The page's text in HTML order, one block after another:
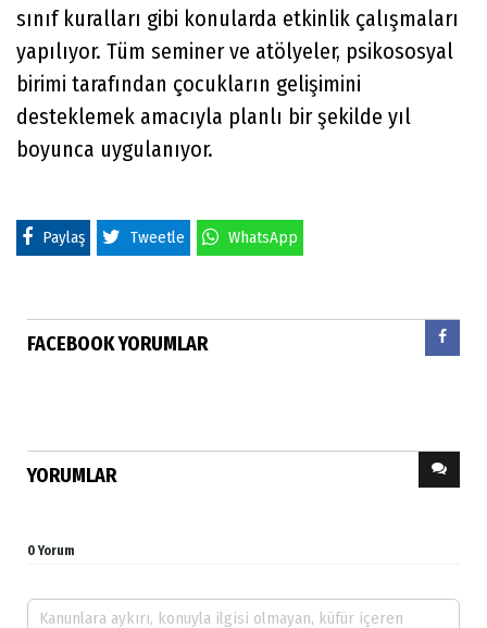
sınıf kuralları gibi konularda etkinlik çalışmaları
yapılıyor. Tüm seminer ve atölyeler, psikososyal
birimi tarafından çocukların gelişimini
desteklemek amacıyla planlı bir şekilde yıl
boyunca uygulanıyor.
Paylaş Tweetle WhatsApp
FACEBOOK YORUMLAR
YORUMLAR
0 Yorum